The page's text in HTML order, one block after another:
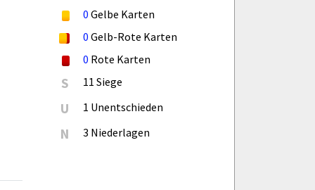
0 Gelbe Karten
0 Gelb-Rote Karten
0 Rote Karten
S 11 Siege
U 1 Unentschieden
N 3 Niederlagen